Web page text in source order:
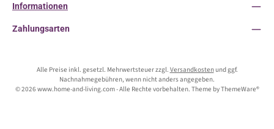
Informationen
Zahlungsarten
Alle Preise inkl. gesetzl. Mehrwertsteuer zzgl. Versandkostenund ggf.
Nachnahmegebühren, wenn nicht anders angegeben.
© 2026 www.home-and-living.com - Alle Rechte vorbehalten. Theme byThemeWare®